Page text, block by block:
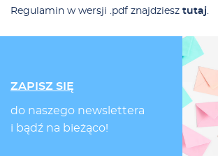
Re­gu­la­min w wer­sji .pdf znaj­dziesz tu­taj.
ZAPISZ SIĘ
do naszego newslettera
i bądź na bieżąco!